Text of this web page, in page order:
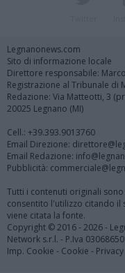
Legnanonews.com
Sito di informazione locale
Direttore responsabile:
Registrazione al Tribunale di
Redazione: Via Matteotti, 3
20025 Legnano (MI)
Cell.: +39.393.9013760
Email Direzione:
Email Redazione:
Pubblicità:
Tutti i contenuti originali
consentito l'utilizzo citando il
viene citata la fonte.
Copyright © 2016 - 2026 -
Network s.r.l. - P.Iva
Imp. Cookie - Cookie - Privacy